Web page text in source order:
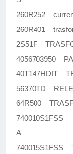
260R252
260R401
2S51F
4056703950
40T147HDIT
56370TD
64R500
740010S1FSS
A
740015S1FSS